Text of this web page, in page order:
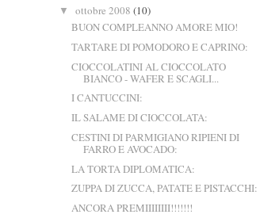
▼ ottobre 2008 (10)
BUON COMPLEANNO AMORE MIO!
TARTARE DI POMODORO E CAPRINO:
CIOCCOLATINI AL CIOCCOLATO
BIANCO - WAFER E SCAGLI...
I CANTUCCINI:
IL SALAME DI CIOCCOLATA:
CESTINI DI PARMIGIANO RIPIENI DI
FARRO E AVOCADO:
LA TORTA DIPLOMATICA:
ZUPPA DI ZUCCA, PATATE E PISTACCHI:
ANCORA PREMIIIIIIII!!!!!!!